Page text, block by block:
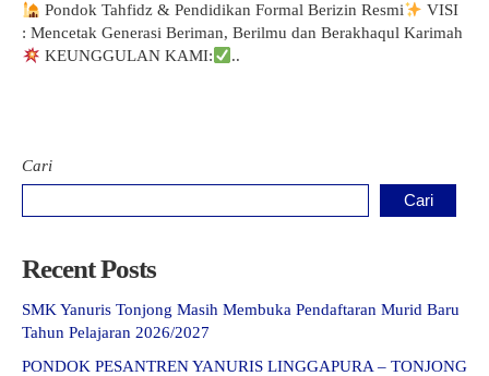
Pondok Tahfidz & Pendidikan Formal Berizin Resmi
VISI
: Mencetak Generasi Beriman, Berilmu dan Berakhaqul Karimah
KEUNGGULAN KAMI:
..
Cari
Cari
Recent Posts
SMK Yanuris Tonjong Masih Membuka Pendaftaran Murid Baru
Tahun Pelajaran 2026/2027
PONDOK PESANTREN YANURIS LINGGAPURA – TONJONG